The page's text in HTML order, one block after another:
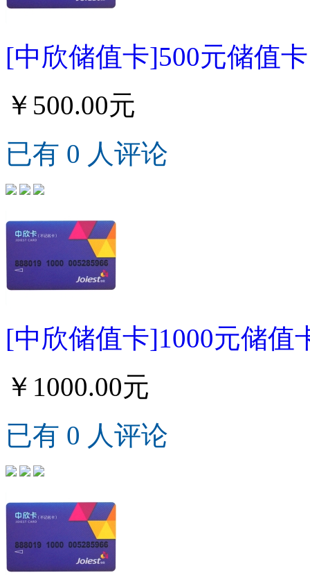
[中欣储值卡]500元储值卡
￥500.00元
已有 0 人评论
[中欣储值卡]1000元储值
￥1000.00元
已有 0 人评论